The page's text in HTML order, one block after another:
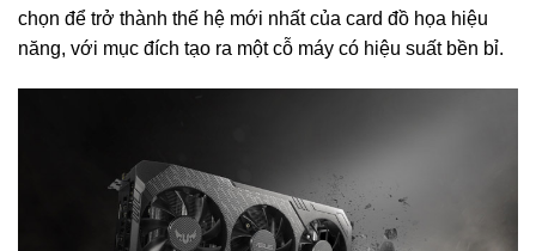
chọn để trở thành thế hệ mới nhất của card đồ họa hiệu
năng, với mục đích tạo ra một cỗ máy có hiệu suất bền bỉ.